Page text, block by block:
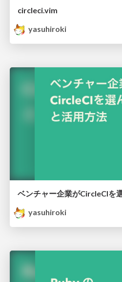
circleci.vim
yasuhiroki
ベンチャー企業がCircleCIを
yasuhiroki